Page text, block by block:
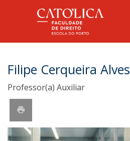
Filipe Cerqueira Alves
Professor(a) Auxiliar